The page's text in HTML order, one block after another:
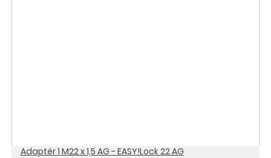
Adaptér 1 M22 x 1,5 AG - EASY!Lock 22 AG